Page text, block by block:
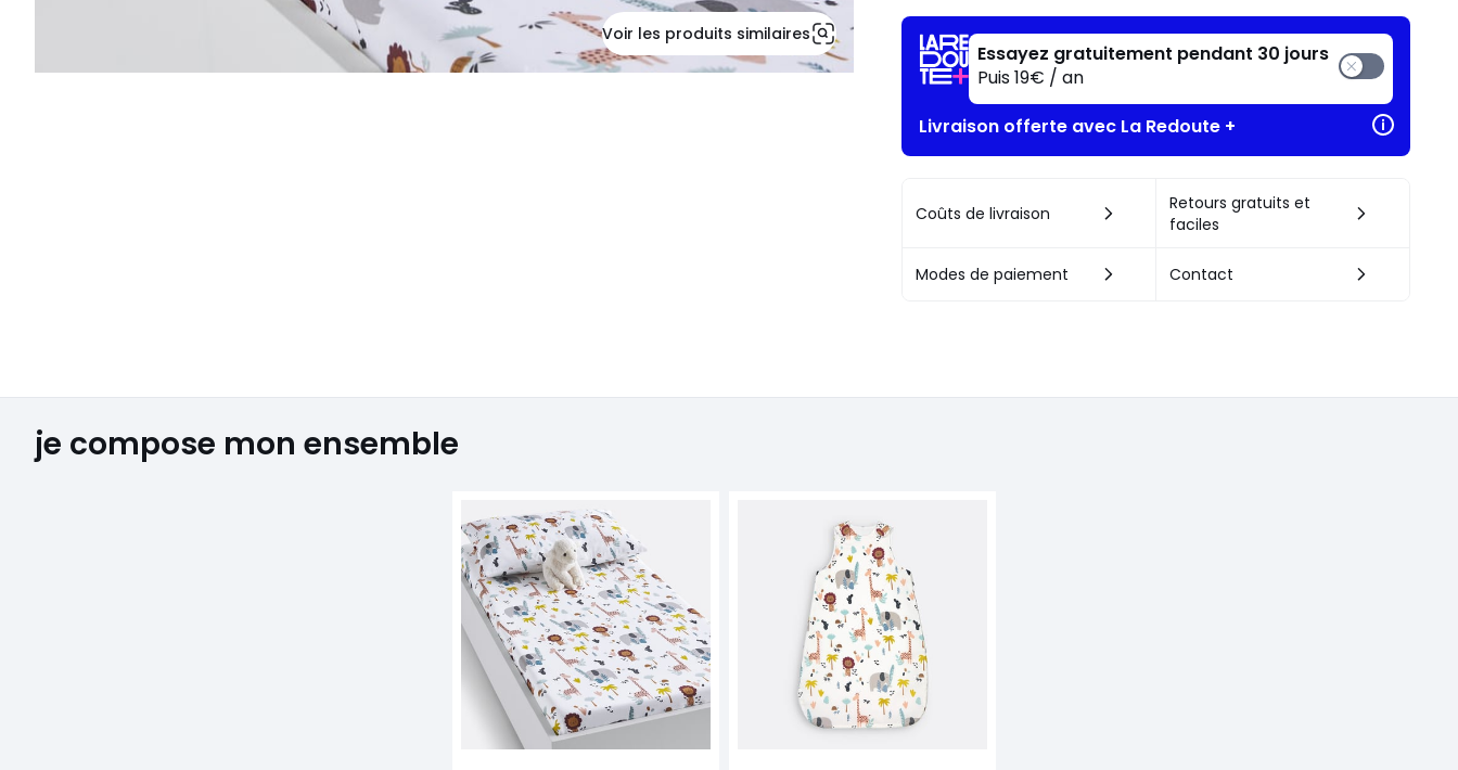
Voir les produits similaires
Essayez gratuitement pendant 30 jours
Puis 19€ / an
Livraison offerte avec La Redoute +
Coûts de livraison
Retours gratuits et
faciles
Modes de paiement Contact
je compose mon ensemble